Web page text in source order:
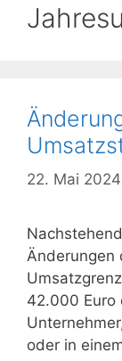
22. Mai 2024
Änderungen
42.000 Euro
oder in